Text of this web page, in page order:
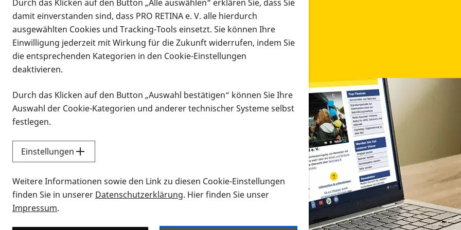
Infomaterial
Infomaterial
Vorlesen
Alle Infomaterialien in verschiedenen Formaten an
Sie möchten wissen, wie Sie nach Infonmaterial suchen und dieses bestellen bzw. herunterladen
Durch das Klicken auf den Button „Alle auswählen“ erklären Sie, dass Sie
damit einverstanden sind, dass PRO RETINA e. V. alle hierdurch
ausgewählten Cookies und Tracking-Tools einsetzt. Sie können Ihre
Einwilligung jederzeit mit Wirkung für die Zukunft widerrufen, indem Sie
die entsprechenden Kategorien in den Cookie-Einstellungen
deaktivieren.
Durch das Klicken auf den Button „Auswahl bestätigen“ können Sie Ihre
Auswahl der Cookie-Kategorien und anderer technischer Systeme selbst
festlegen.
Einstellungen
Weitere Informationen sowie den Link zu diesen Cookie-Einstellungen
finden Sie in unserer Datenschutzerklärung. Hier finden Sie unser
Impressum.